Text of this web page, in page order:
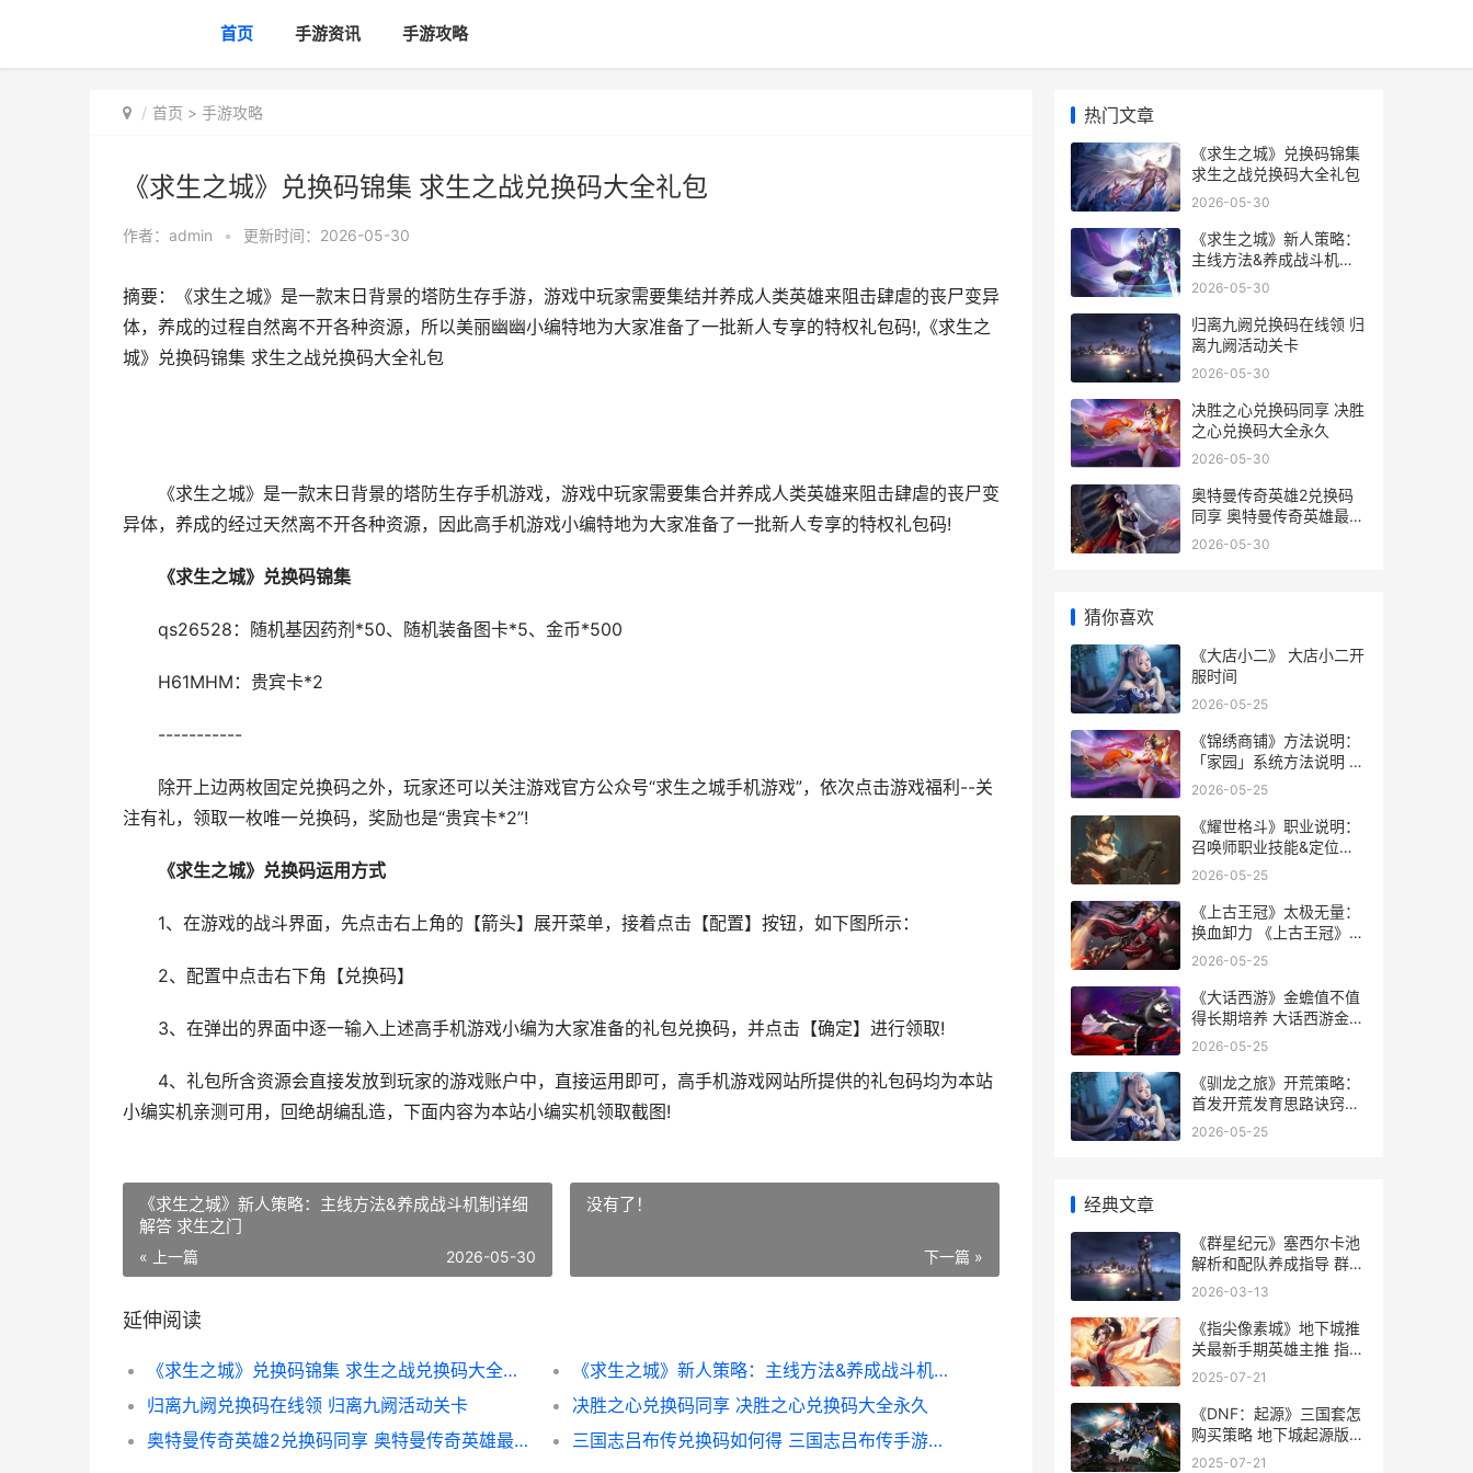
首页 手游资讯 手游攻略
首页 > 手游攻略
《求生之城》兑换码锦集 求生之战兑换码大全礼包
作者： admin • 更新时间：2026-05-30
摘要：《求生之城》是一款末日背景的塔防生存手游，游戏中玩家需要集结并养成人类英雄来阻击肆虐的丧尸变异
体，养成的过程自然离不开各种资源，所以美丽幽幽小编特地为大家准备了一批新人专享的特权礼包码!,《求生之
城》兑换码锦集 求生之战兑换码大全礼包
《求生之城》是一款末日背景的塔防生存手机游戏，游戏中玩家需要集合并养成人类英雄来阻击肆虐的丧尸变
异体，养成的经过天然离不开各种资源，因此高手机游戏小编特地为大家准备了一批新人专享的特权礼包码!
《求生之城》兑换码锦集
qs26528：随机基因药剂*50、随机装备图卡*5、金币*500
H61MHM：贵宾卡*2
-----------
除开上边两枚固定兑换码之外，玩家还可以关注游戏官方公众号“求生之城手机游戏”，依次点击游戏福利--关
注有礼，领取一枚唯一兑换码，奖励也是“贵宾卡*2”!
《求生之城》兑换码运用方式
1、在游戏的战斗界面，先点击右上角的【箭头】展开菜单，接着点击【配置】按钮，如下图所示：
2、配置中点击右下角【兑换码】
3、在弹出的界面中逐一输入上述高手机游戏小编为大家准备的礼包兑换码，并点击【确定】进行领取!
4、礼包所含资源会直接发放到玩家的游戏账户中，直接运用即可，高手机游戏网站所提供的礼包码均为本站
小编实机亲测可用，回绝胡编乱造，下面内容为本站小编实机领取截图!
《求生之城》新人策略：主线方法&养成战斗机制详细
解答 求生之门
« 上一篇 2026-05-30
没有了！
下一篇 »
延伸阅读
《求生之城》兑换码锦集 求生之战兑换码大全礼包
《求生之城》新人策略：主线方法&养成战斗机制详细解答 求生之门
归离九阙兑换码在线领 归离九阙活动关卡
决胜之心兑换码同享 决胜之心兑换码大全永久
奥特曼传奇英雄2兑换码同享 奥特曼传奇英雄最新内购版
三国志吕布传兑换码如何得 三国志吕布传手游礼包兑换码
热门文章
《求生之城》兑换码锦集
求生之战兑换码大全礼包
2026-05-30
《求生之城》新人策略：
主线方法&养成战斗机制
详细解答 求生之门
2026-05-30
归离九阙兑换码在线领 归
离九阙活动关卡
2026-05-30
决胜之心兑换码同享 决胜
之心兑换码大全永久
2026-05-30
奥特曼传奇英雄2兑换码
同享 奥特曼传奇英雄最新
内购版
2026-05-30
猜你喜欢
《大店小二》 大店小二开
服时间
2026-05-25
《锦绣商铺》方法说明：
「家园」系统方法说明 锦
绣商业中心售楼处
2026-05-25
《耀世格斗》职业说明：
召唤师职业技能&定位详
细解答 耀世登场
2026-05-25
《上古王冠》太极无量：
换血卸力 《上古王冠》太
后是谁
2026-05-25
《大话西游》金蟾值不值
得长期培养 大话西游金婚
什么意思
2026-05-25
《驯龙之旅》开荒策略：
首发开荒发育思路诀窍同
享 驯龙之路完整版各种龙
2026-05-25
经典文章
《群星纪元》塞西尔卡池
解析和配队养成指导 群星
战纪
2026-03-13
《指尖像素城》地下城推
关最新手期英雄主推 指尖
像素城官网
2025-07-21
《DNF：起源》三国套怎
购买策略 地下城起源版本
剧情
2025-07-21